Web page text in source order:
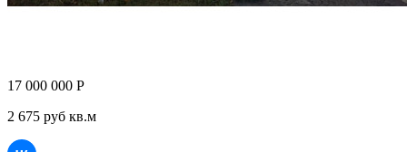
17 000 000 Р
2 675 руб кв.м